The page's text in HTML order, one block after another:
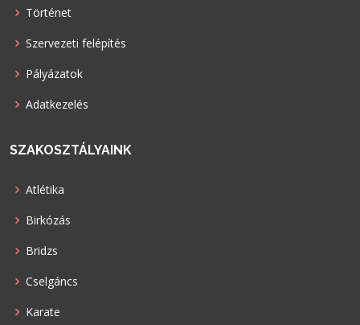
Történet
Szervezeti felépítés
Pályázatok
Adatkezelés
SZAKOSZTÁLYAINK
Atlétika
Birkózás
Bridzs
Cselgáncs
Karate